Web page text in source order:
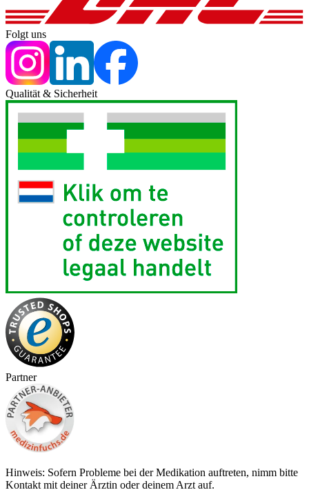
Folgt uns
Qualität & Sicherheit
Partner
Hinweis: Sofern Probleme bei der Medikation auftreten, nimm bitte
Kontakt mit deiner Ärztin oder deinem Arzt auf.